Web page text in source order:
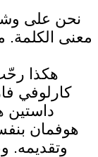
معنى الكلمة.
هكذا
كارلوفي
هوفمان
وتقديمه.